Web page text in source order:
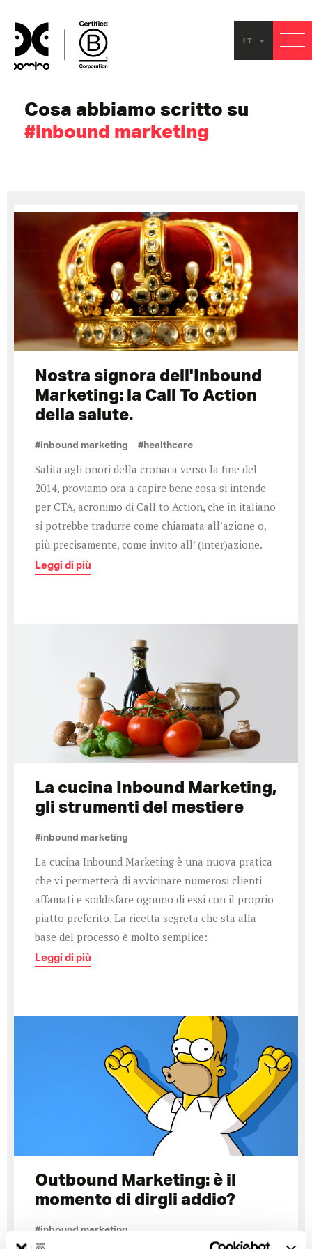
IT
Cosa abbiamo scritto su
#inbound marketing
Nostra signora dell'Inbound
Marketing: la Call To Action
della salute.
#inbound marketing #healthcare
Salita agli onori della cronaca verso la fine del
2014, proviamo ora a capire bene cosa si intende
per CTA, acronimo di Call to Action, che in italiano
si potrebbe tradurre come chiamata all’azione o,
più precisamente, come invito all’ (inter)azione.
Leggi di più
La cucina Inbound Marketing,
gli strumenti del mestiere
#inbound marketing
La cucina Inbound Marketing è una nuova pratica
che vi permetterà di avvicinare numerosi clienti
affamati e soddisfare ognuno di essi con il proprio
piatto preferito. La ricetta segreta che sta alla
base del processo è molto semplice:
Leggi di più
Outbound Marketing: è il
momento di dirgli addio?
#inbound marketing